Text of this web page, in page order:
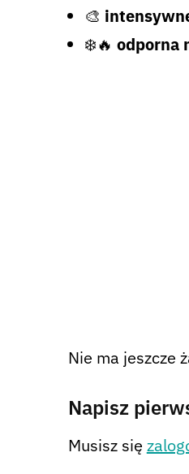
🎨
❄️🔥 odporna
Nie ma jeszcze
Napisz
Musisz się